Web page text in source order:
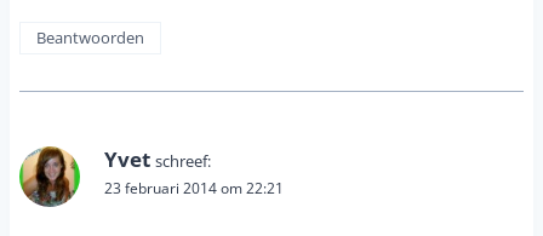
Beantwoorden
Yvet schreef:
23 februari 2014 om 22:21